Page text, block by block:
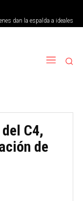
dan la espalda a ideales
C4,
de